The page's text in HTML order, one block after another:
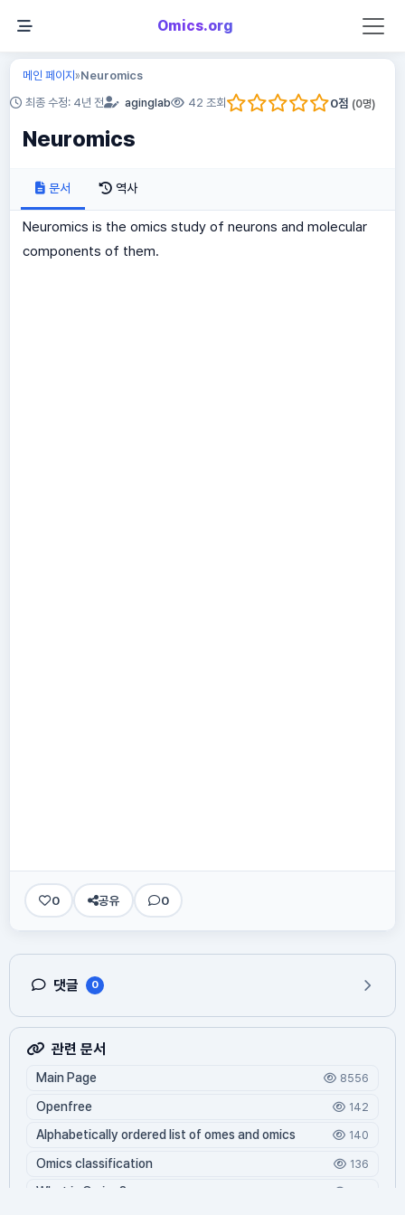
Omics.org
메인 페이지»Neuromics
최종 수정: 4년 전 aginglab 42 조회 0점 (0명)
Neuromics
문서 역사
Neuromics is the omics study of neurons and molecular
components of them.
0 공유 0
댓글 0
관련 문서
Main Page 8556
Openfree 142
Alphabetically ordered list of omes and omics 140
Omics classification 136
What is Oming?